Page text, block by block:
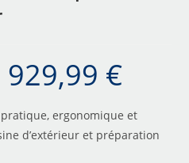
929,99 €
ergonomique et
d’extérieur et préparation